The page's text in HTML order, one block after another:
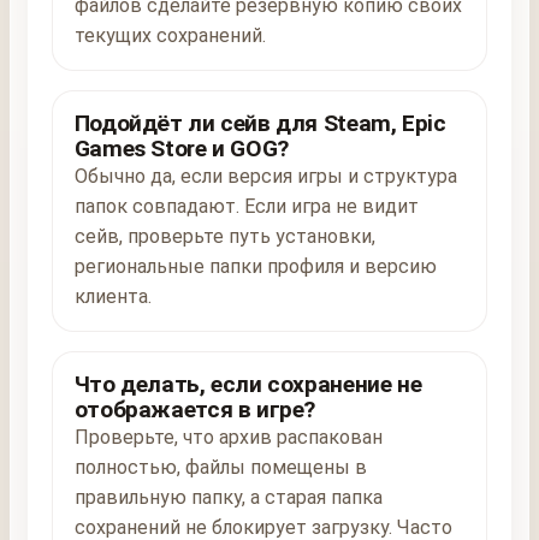
файлов сделайте резервную копию своих
текущих сохранений.
Подойдёт ли сейв для Steam, Epic
Games Store и GOG?
Обычно да, если версия игры и структура
папок совпадают. Если игра не видит
сейв, проверьте путь установки,
региональные папки профиля и версию
клиента.
Что делать, если сохранение не
отображается в игре?
Проверьте, что архив распакован
полностью, файлы помещены в
правильную папку, а старая папка
сохранений не блокирует загрузку. Часто